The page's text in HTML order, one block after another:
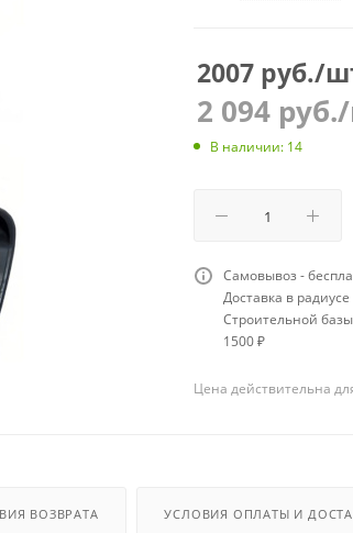
2007 руб./
2 094 руб.
В наличии: 14
Самовывоз -
Доставка в
Строительной
1500 ₽
Цена действительна
ВОЗВРАТА УСЛОВИЯ ОПЛАТЫ И